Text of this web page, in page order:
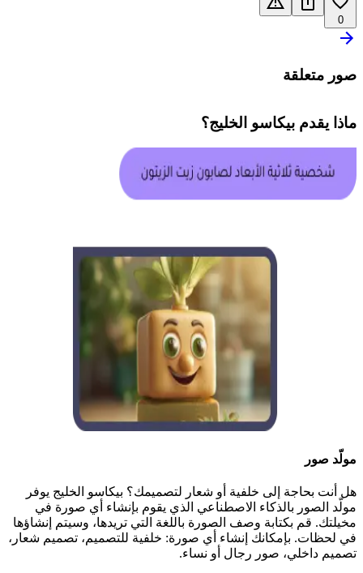
0
صور متعلقة
ماذا يقدم بيكاسو الخليج؟
مولّد صور
هل أنت بحاجة إلى خلفية أو شعار لتصميمك؟ بيكاسو الخليج يوفر
مولّد الصور بالذكاء الاصطناعي الذي يقوم بإنشاء أي صورة في
مخيلتك. قم بكتابة وصف الصورة باللغة التي تريدها، وسيتم إنشاؤها
في لحظات. بإمكانك إنشاء أي صورة: خلفية للتصميم، تصميم شعار،
تصميم داخلي، صور رجال أو نساء.